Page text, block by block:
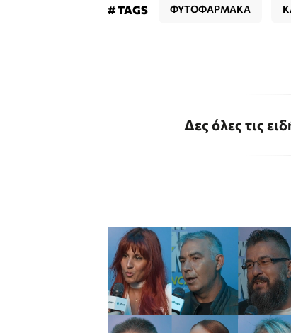
# TAGS ΦΥΤΟΦΑΡΜΑΚΑ
Δες όλες τις